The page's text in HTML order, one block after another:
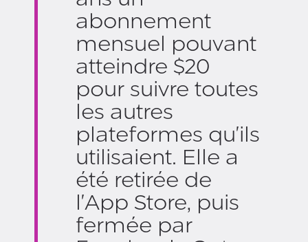
abonnement
mensuel pouvant
atteindre $20
pour suivre toutes
les autres
plateformes qu'ils
utilisaient. Elle a
été retirée de
l'App Store, puis
fermée par